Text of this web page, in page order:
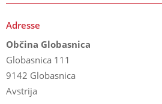
Adresse
Občina Globasnica
Globasnica 111
9142 Globasnica
Avstrija